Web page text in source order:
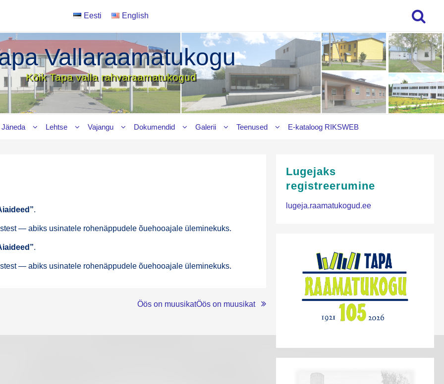
Eesti English
Vallaraamatukogu
Kõik Tapa valla rahvaraamatukogud
Jäneda Lehtse Vajangu Dokumendid Galerii Teenused E‑kataloog RIKSWEB
.
— abiks usi­na­te­le rohe­näppu­de­le õue­hoo­aja­le üleminekuks.
.
— abiks usi­na­te­le rohe­näppu­de­le õue­hoo­aja­le üleminekuks.
Öös on muusikatÖös on muusikat
Lugejaks
registreerumine
lugeja.raamatukogud.ee